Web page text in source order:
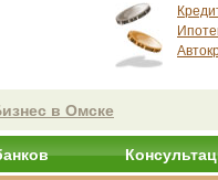
в Омске